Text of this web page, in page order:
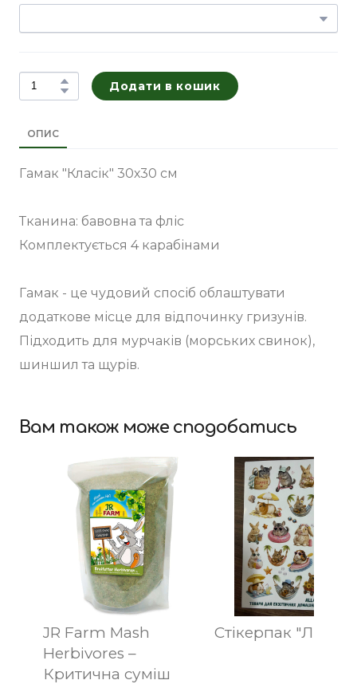
Додати в кошик
ОПИС
Гамак "Класік" 30х30 см
Тканина: бавовна та фліс
Комплектується 4 карабінами
Гамак - це чудовий спосіб облаштувати
додаткове місце для відпочинку гризунів.
Підходить для мурчаків (морських свинок),
шиншил та щурів.
Вам також може сподобатись
JR Farm Mash
Herbivores –
Критична суміш
Стікерпак "Літній"